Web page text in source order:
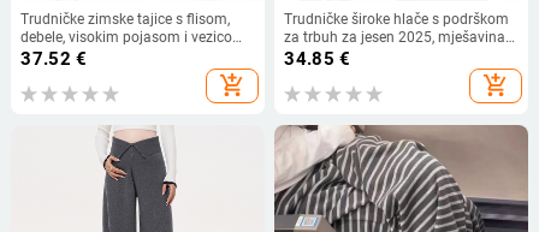
Trudničke zimske tajice s flisom,
debele, visokim pojasom i vezicom,
pamuk-spandeks smjesa 70–
37.52 €
add_shopping_cart
Trudničke široke hlače s podrškom
za trbuh za jesen 2025, mješavina
pamuk-poliester i viskoze (30–50%
34.85 €
add_shopping_cart